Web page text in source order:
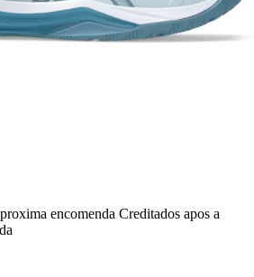
encomenda Creditados apos a